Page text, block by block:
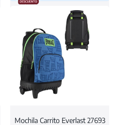
Mochila Carrito Everlast 27693